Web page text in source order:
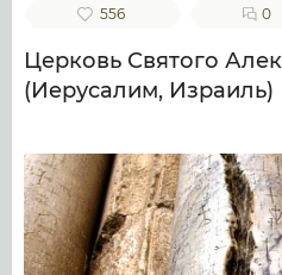
556 0
Церковь Святого
(Иерусалим, Израиль)